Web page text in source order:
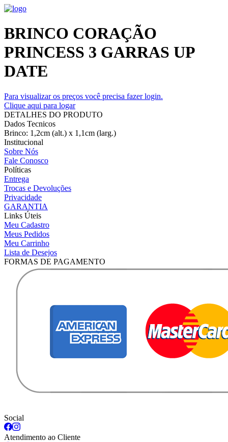
BRINCO CORAÇÃO
PRINCESS 3 GARRAS UP
DATE
Para visualizar os preços você precisa fazer login.
Clique aqui para logar
DETALHES DO PRODUTO
Dados Tecnicos
Brinco: 1,2cm (alt.) x 1,1cm (larg.)
Institucional
Sobre Nós
Fale Conosco
Políticas
Entrega
Trocas e Devoluções
Privacidade
GARANTIA
Links Úteis
Meu Cadastro
Meus Pedidos
Meu Carrinho
Lista de Desejos
FORMAS DE PAGAMENTO
Social
Atendimento ao Cliente